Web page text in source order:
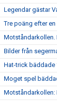
Legendar gästar
Tre poäng efter
Motståndarkollen.
Bilder från
Hat-trick bäddade
Moget spel
Motståndarkollen: